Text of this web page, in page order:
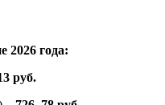
2026 года:
руб.